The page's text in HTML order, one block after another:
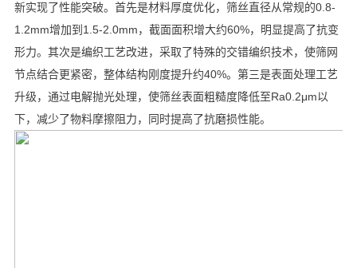
新实现了性能突破。首先是材料厚度优化，筛丝直径从常规的0.8-
1.2mm增加到1.5-2.0mm，截面面积增大约60%，明显提高了抗变
形力。其次是编织工艺改进，采取了特殊的交错编织技术，使筛网
节点结合更紧密，整体结构刚度提升约40%。第三是表面处理工艺
升级，通过电解抛光处理，使筛丝表面粗糙度降低至Ra0.2μm以
下，减少了物料摩擦阻力，同时提高了抗磨损性能。